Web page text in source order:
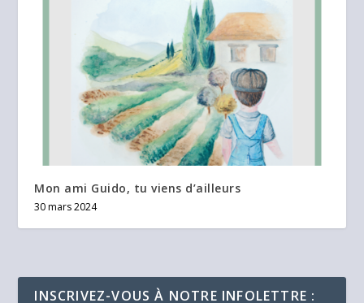
Mon ami Guido, tu viens d’ailleurs
30 mars 2024
INSCRIVEZ-VOUS À NOTRE INFOLETTRE :